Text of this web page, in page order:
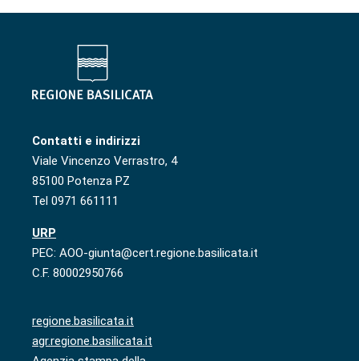
Contatti e indirizzi
Viale Vincenzo Verrastro, 4
85100 Potenza PZ
Tel 0971 661111
URP
PEC: AOO-giunta@cert.regione.basilicata.it
C.F. 80002950766
regione.basilicata.it
agr.regione.basilicata.it